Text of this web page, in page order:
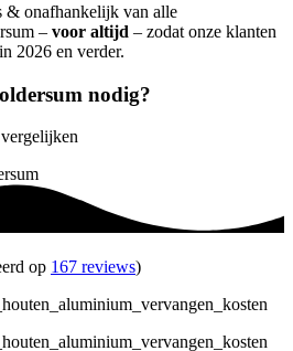
& onafhankelijk van alle
– voor altijd – zodat onze klanten
2026 en verder.
nodig?
op 167 reviews)